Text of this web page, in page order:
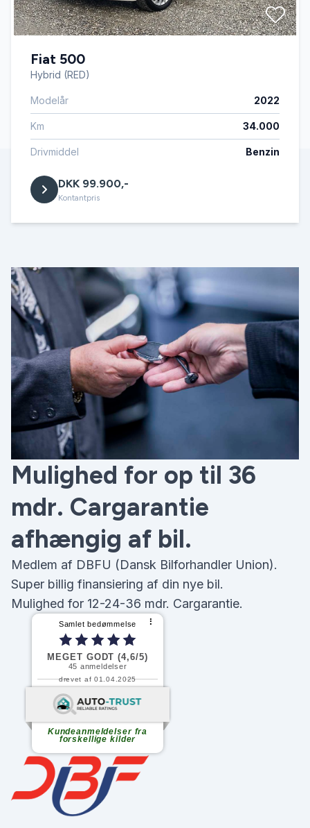
Fiat 500
Hybrid (RED)
Modelår 2022
Km 34.000
Drivmiddel Benzin
DKK 99.900,-
Kontantpris
Mulighed for op til 36
mdr. Cargarantie
afhængig af bil.
Medlem af DBFU (Dansk Bilforhandler Union).
Super billig finansiering af din nye bil.
Mulighed for 12-24-36 mdr. Cargarantie.
Samlet bedømmelse ⠇
MEGET GODT (4,6/5)
45 anmeldelser
drevet af 01.04.2025
Kundeanmeldelser fra
forskellige kilder
Fortsæt med at læse